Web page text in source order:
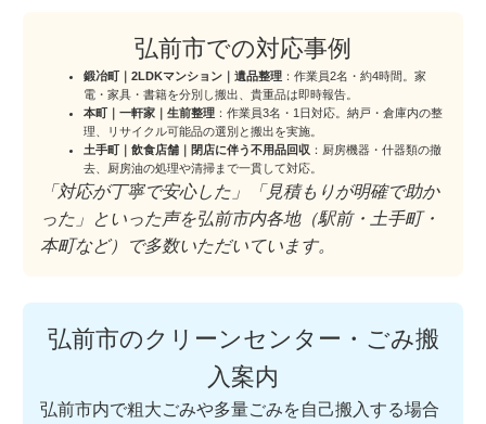
弘前市での対応事例
鍛冶町｜2LDKマンション｜遺品整理 ：作業員2名・約4時間。家
電・家具・書籍を分別し搬出、貴重品は即時報告。
本町｜一軒家｜生前整理 ：作業員3名・1日対応。納戸・倉庫内の整
理、リサイクル可能品の選別と搬出を実施。
土手町｜飲食店舗｜閉店に伴う不用品回収 ：厨房機器・什器類の撤
去、厨房油の処理や清掃まで一貫して対応。
「対応が丁寧で安心した」「見積もりが明確で助か
った」といった声を弘前市内各地（駅前・土手町・
本町など）で多数いただいています。
弘前市のクリーンセンター・ごみ搬
入案内
弘前市内で粗大ごみや多量ごみを自己搬入する場合